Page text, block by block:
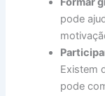
pode
Existem
pode